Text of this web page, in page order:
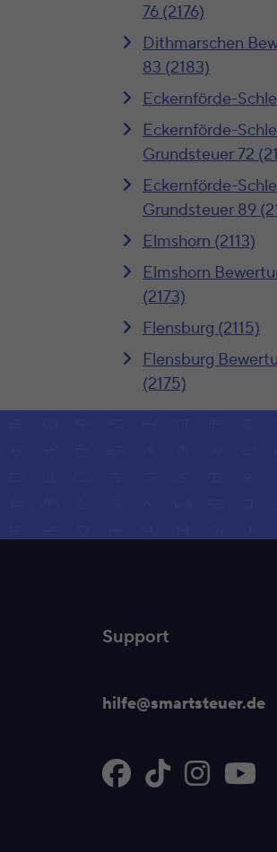
76 (2176)
Dithmarschen
83 (2183)
Eckernförde-
Eckernförde-
Grundsteuer 72
Eckernförde-
Grundsteuer 89
Elmshorn (2113)
Elmshorn
(2173)
Flensburg (2115)
Flensburg
(2175)
Support
hilfe@smartsteuer.de